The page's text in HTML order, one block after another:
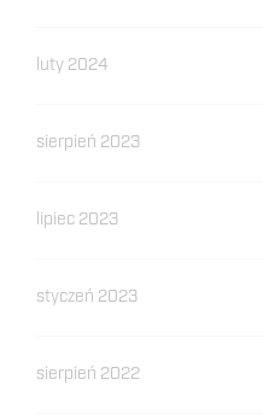
luty 2024
sierpień 2023
lipiec 2023
styczeń 2023
sierpień 2022